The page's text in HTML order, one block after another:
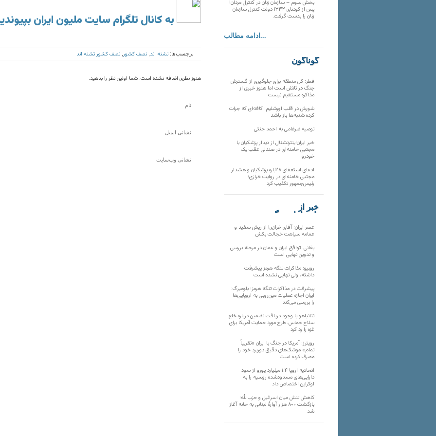
به کانال تلگرام سایت ملیون ایران
برچسب‌ها: تشنه اند نصف کشور نصف کشور تشنه اند
هنوز نظری اضافه نشده است. شما اولین نظر را بدهید.
بخش سوم – سازمان زنان در کنترل مردان!
پس از کودتای ۱۳۳۲ دولت کنترل سازمان
زنان را بدست گرفت.
ادامه مطالب...
گوناگون
قطر: کل منطقه برای جلوگیری از گسترش
جنگ در تلاش است اما هنوز خبری از
مذاکره مستقیم نیست
شورش در قلب اورشلیم؛ کافه‌ای که جرات
کرده شنبه‌ها باز باشد
توصیه ضرغامی به احمد جنتی
خبر ایران‌اینترنشنال از دیدار پزشکیان با
مجتبی خامنه‌ای در صندلی عقب یک
خودرو
ادعای استعفای ۲۸باره پزشکیان و هشدار
مجتبی خامنه‌ای در روایت خرازی؛
رئیس‌جمهور تکذیب کرد
خبر از
تارنماهای دیگر
عصر ایران: آقای خرازی! از ریش سفید و
عمامه سیاهت خجالت بکش
بقائی: توافق ایران و عمان در مرحله بررسی
و تدوین نهایی است
روبیو: مذاکرات تنگه هرمز پیشرفت
داشته، ولی نهایی نشده است
پیشرفت در مذاکرات تنگه هرمز؛ بلومبرگ:
ایران اجازه عملیات مین‌روبی به اروپایی‌ها
را بررسی می‌کند
نتانیاهو با وجود دریافت تضمین درباره خلع
سلاح حماس، طرح مورد حمایت آمریکا برای
غزه را رد کرد
رویترز: آمریکا در جنگ با ایران «تقریباً
تمام» موشک‌های دقیق دوربرد خود را
مصرف کرده است
اتحادیه اروپا ۱.۴ میلیارد یورو از سود
دارایی‌های مسدودشده روسیه را به
اوکراین ‏اختصاص داد
کاهش تنش میان اسرائیل و حزب‌الله؛
بازگشت ۸۰۰ هزار آوارۀ لبنانی به خانه‌ آغاز
شد